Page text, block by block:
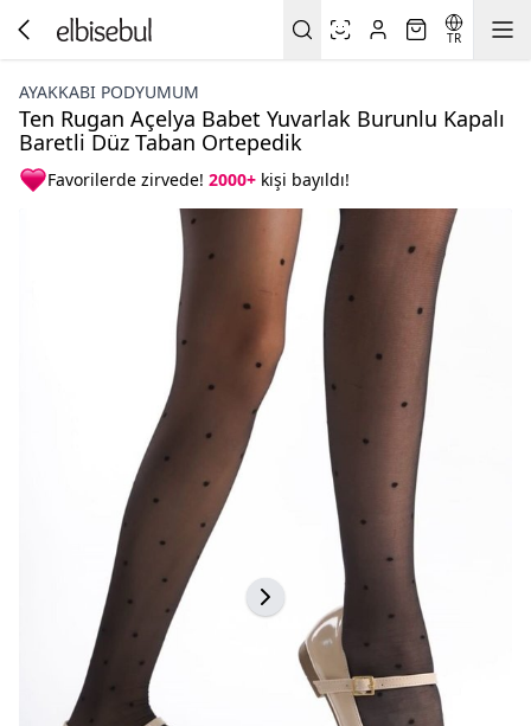
TR
AYAKKABI PODYUMUM
Ten Rugan Açelya Babet Yuvarlak Burunlu Kapalı
Baretli Düz Taban Ortepedik
Favorilerde zirvede! 2000+ kişi bayıldı!